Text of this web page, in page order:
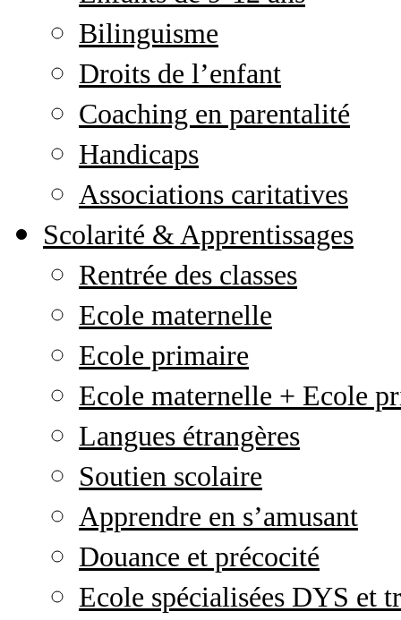
Bilinguisme
Droits de l’enfant
Coaching en parentalité
Handicaps
Associations caritatives
Scolarité & Apprentissages
Rentrée des classes
Ecole maternelle
Ecole primaire
Ecole maternelle + Ecole
Langues étrangères
Soutien scolaire
Apprendre en s’amusant
Douance et précocité
Ecole spécialisées DYS et